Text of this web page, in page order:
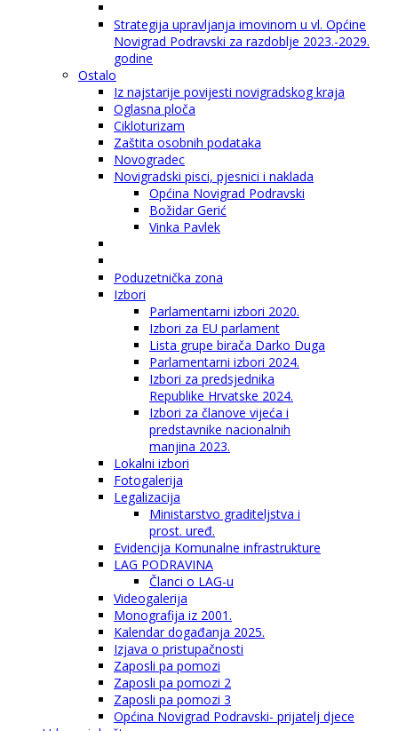
Strategija upravljanja imovinom u vl. Općine
Novigrad Podravski za razdoblje 2023.-2029.
godine
Ostalo
Iz najstarije povijesti novigradskog kraja
Oglasna ploča
Cikloturizam
Zaštita osobnih podataka
Novogradec
Novigradski pisci, pjesnici i naklada
Općina Novigrad Podravski
Božidar Gerić
Vinka Pavlek
Poduzetnička zona
Izbori
Parlamentarni izbori 2020.
Izbori za EU parlament
Lista grupe birača Darko Duga
Parlamentarni izbori 2024.
Izbori za predsjednika
Republike Hrvatske 2024.
Izbori za članove vijeća i
predstavnike nacionalnih
manjina 2023.
Lokalni izbori
Fotogalerija
Legalizacija
Ministarstvo graditeljstva i
prost. uređ.
Evidencija Komunalne infrastrukture
LAG PODRAVINA
Članci o LAG-u
Videogalerija
Monografija iz 2001.
Kalendar događanja 2025.
Izjava o pristupačnosti
Zaposli pa pomozi
Zaposli pa pomozi 2
Zaposli pa pomozi 3
Općina Novigrad Podravski- prijatelj djece